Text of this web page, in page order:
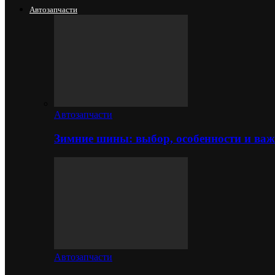
Автозапчасти
Автозапчасти
Зимние шины: выбор, особенности и
Автозапчасти